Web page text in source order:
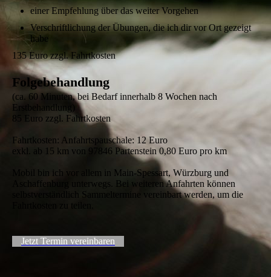
einer Empfehlung über das weiter Vorgehen
Verschriftlichung der Übungen, die ich dir vor Ort gezeigt
habe
135 Euro zzgl. Fahrtkosten
Folgebehandlung
(ca. 60 Minuten, bei Bedarf innerhalb 8 Wochen nach
Erstbehandlung)
85 Euro zzgl. Fahrtkosten
Fahrtkosten: Anfahrtspauschale: 12 Euro
exkl. ab 15 km von 97846 Partenstein 0,80 Euro pro km
Mobil bin ich vor allem in Main-Spessart, Würzburg und
Aschaffenburg unterwegs. Bei weiteren Anfahrten können
selbstverständlich Sammeltermine vereinbart werden, um die
Jetzt Termin vereinbaren